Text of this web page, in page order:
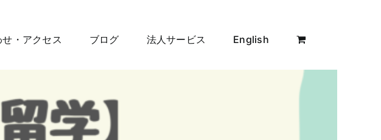
・アクセス ブログ 法人サービス English